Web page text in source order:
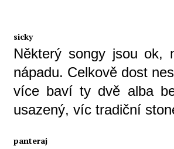
sicky
Některý songy jsou ok,
nápadu. Celkově dost
více baví ty dvě alba
usazený, víc tradiční
panteraj